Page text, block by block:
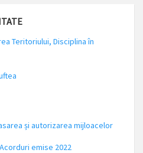
Teritoriului, Disciplina în
și autorizarea mijloacelor
emise 2022